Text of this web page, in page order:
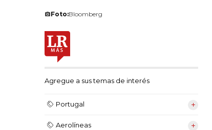
Foto:Bloomberg
Agregue a sus temas de interés
Portugal
Aerolíneas